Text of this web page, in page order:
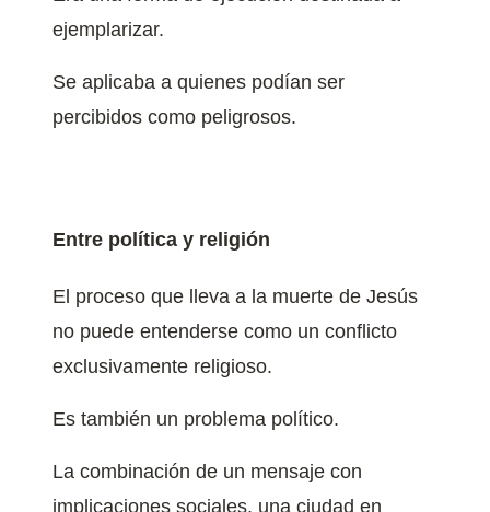
ejemplarizar.
Se aplicaba a quienes podían ser
percibidos como peligrosos.
Entre política y religión
El proceso que lleva a la muerte de Jesús
no puede entenderse como un conflicto
exclusivamente religioso.
Es también un problema político.
La combinación de un mensaje con
implicaciones sociales, una ciudad en